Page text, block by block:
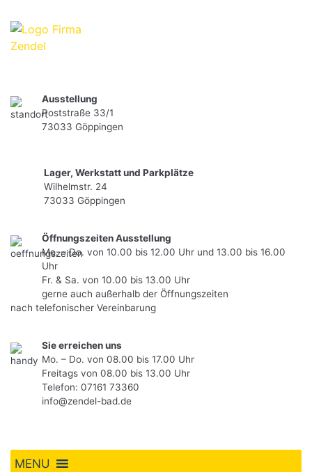
content
Ausstellung
Poststraße 33/1
73033 Göppingen
Lager, Werkstatt und Parkplätze
Wilhelmstr. 24
73033 Göppingen
Öffnungszeiten Ausstellung
Mo. – Do. von 10.00 bis 12.00 Uhr und 13.00 bis 16.00
Uhr
Fr. & Sa. von 10.00 bis 13.00 Uhr
gerne auch außerhalb der Öffnungszeiten
nach telefonischer Vereinbarung
Sie erreichen uns
Mo. – Do. von 08.00 bis 17.00 Uhr
Freitags von 08.00 bis 13.00 Uhr
Telefon: 07161 73360
info@zendel-bad.de
MENU